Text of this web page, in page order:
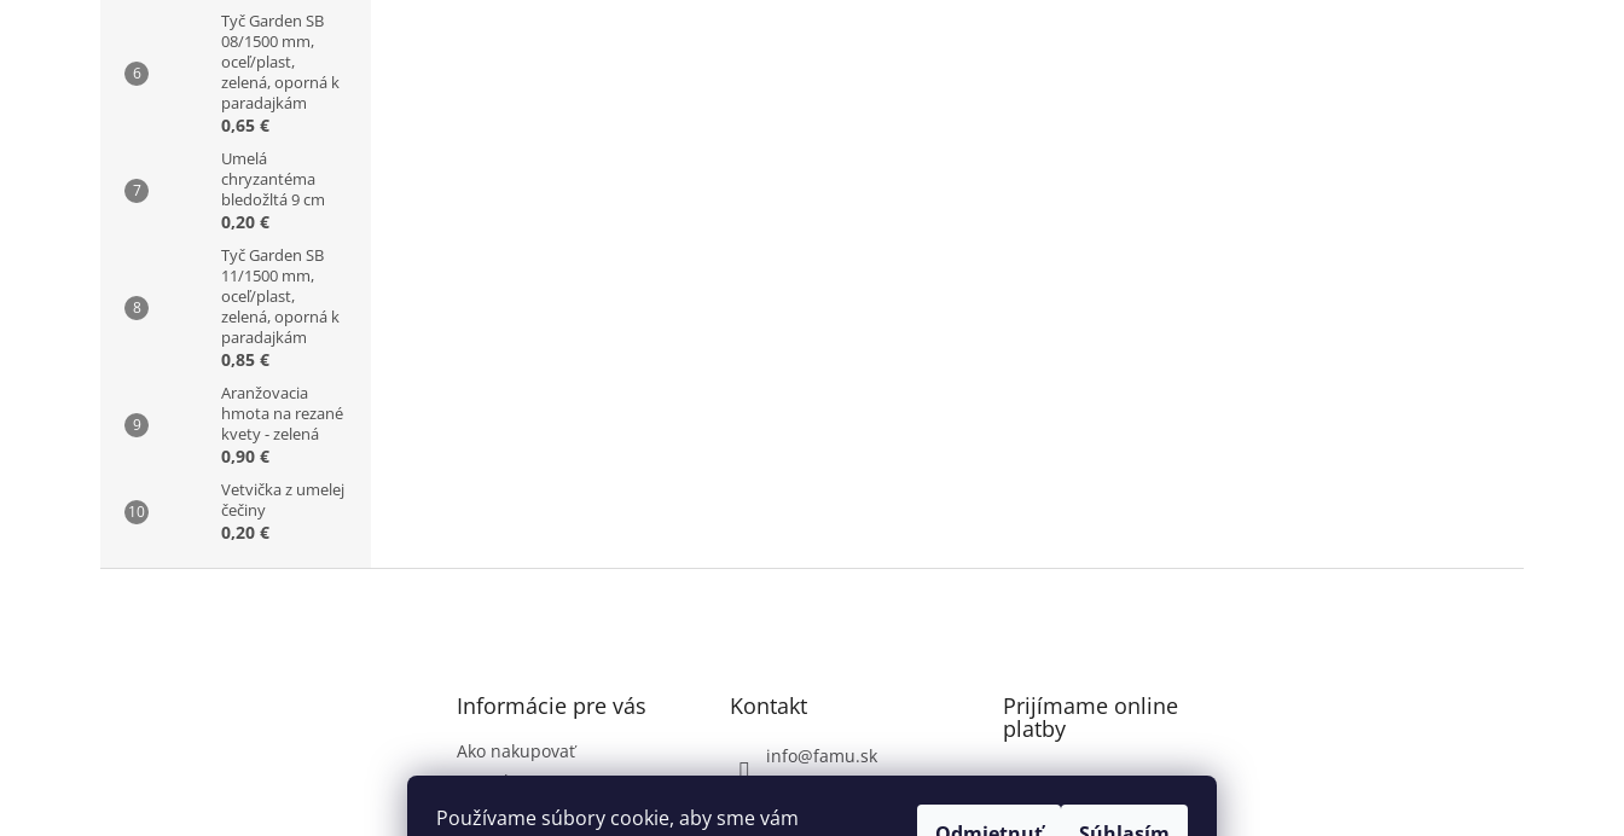
Používame súbory cookie, aby sme vám
Tyč Garden SB
08/1500 mm,
oceľ/plast,
zelená, oporná k
paradajkám
0,65 €
Umelá
chryzantéma
bledožltá 9 cm
0,20 €
Tyč Garden SB
11/1500 mm,
oceľ/plast,
zelená, oporná k
paradajkám
0,85 €
Aranžovacia
hmota na rezané
kvety - zelená
0,90 €
Vetvička z umelej
čečiny
0,20 €
Informácie pre vás
Ako nakupovať
Kontakt
Dodanie tovaru
Kontakt
info@famu.sk
Voda, Plyn, Poklopy: do
Prijímame online
platby